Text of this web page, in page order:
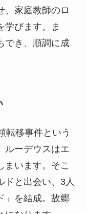
、家庭教師のロ
学びます。ま
でき、順調に成
転移事件という
ルーデウスはエ
まいます。そこ
ドと出会い、3人
」を結成。故郷